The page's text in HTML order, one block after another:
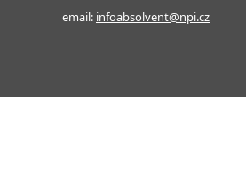
email: infoabsolvent@npi.cz